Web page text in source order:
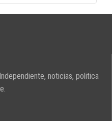
noticias, politica